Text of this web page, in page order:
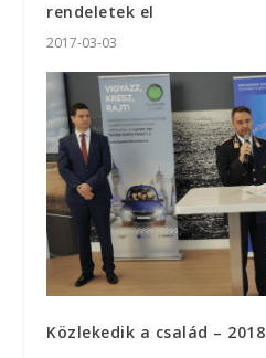
rendeletek el
2017-03-03
Közlekedik a család – 2018